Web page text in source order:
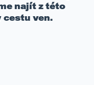
najít z této
cestu ven.